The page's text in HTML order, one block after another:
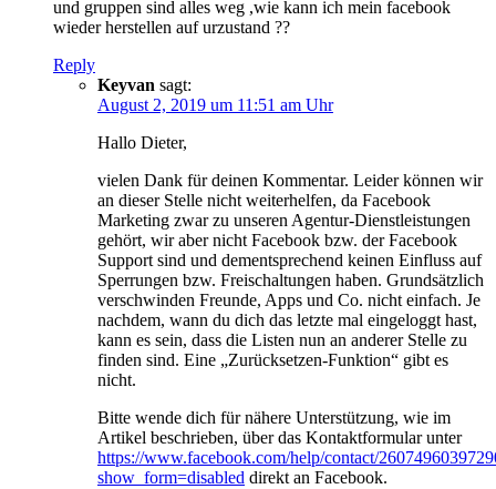
und gruppen sind alles weg ,wie kann ich mein facebook
wieder herstellen auf urzustand ??
Reply
Keyvan sagt:
August 2, 2019 um 11:51 am Uhr
Hallo Dieter,
vielen Dank für deinen Kommentar. Leider können wir
an dieser Stelle nicht weiterhelfen, da Facebook
Marketing zwar zu unseren Agentur-Dienstleistungen
gehört, wir aber nicht Facebook bzw. der Facebook
Support sind und dementsprechend keinen Einfluss auf
Sperrungen bzw. Freischaltungen haben. Grundsätzlich
verschwinden Freunde, Apps und Co. nicht einfach. Je
nachdem, wann du dich das letzte mal eingeloggt hast,
kann es sein, dass die Listen nun an anderer Stelle zu
finden sind. Eine „Zurücksetzen-Funktion“ gibt es
nicht.
Bitte wende dich für nähere Unterstützung, wie im
Artikel beschrieben, über das Kontaktformular unter
https://www.facebook.com/help/contact/
show_form=disabled direkt an Facebook.